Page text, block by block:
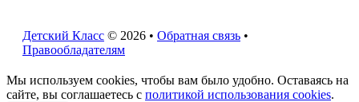
Детский Класс © 2026 • Обратная связь •
Правообладателям
Мы используем cookies, чтобы вам было удобно. Оставаясь на
сайте, вы соглашаетесь с политикой использования cookies.